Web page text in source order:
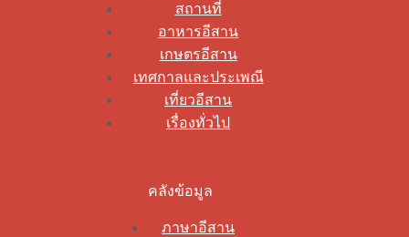
สถานที่
อาหารอีสาน
เกษตรอีสาน
เทศกาลและประเพณี
เที่ยวอีสาน
เรื่องทั่วไป
คลังข้อมูล
ภาษาอีสาน